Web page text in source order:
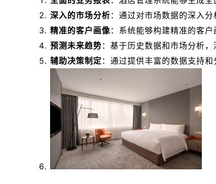
深入的市场分析 ：通过对市场数据的深入
精准的客户画像：系统能够构建精准的客
预测未来趋势 ：基于历史数据和市场分析
辅助决策制定 ：通过提供丰富的数据支持